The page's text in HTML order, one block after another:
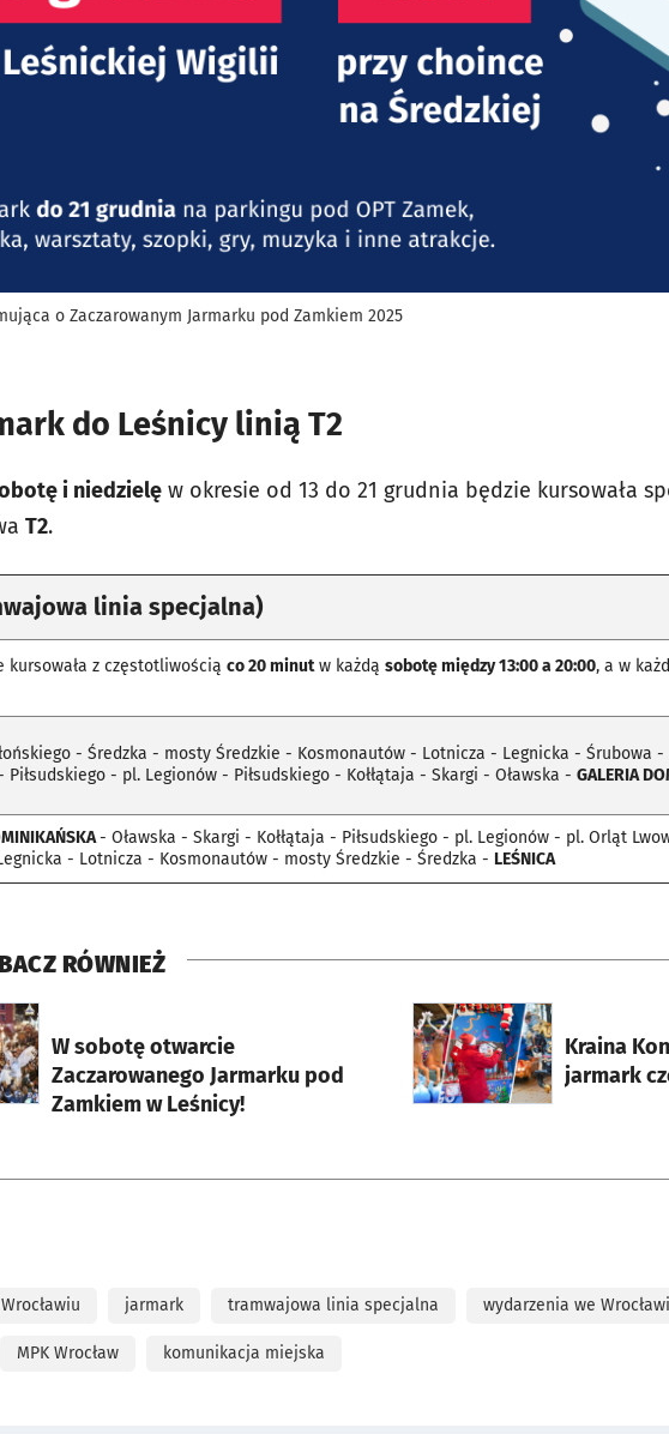
o Zaczarowanym Jarmarku pod Zamkiem 2025
do Leśnicy linią T2
i niedzielę w okresie od 13 do 21 grudnia będzie kursowała
T2.
linia specjalna)
kursowała z częstotliwością co 20 minutw każdą sobotę między 13:00 a 20:00, a w
- Średzka - mosty Średzkie - Kosmonautów - Lotnicza - Legnicka - Śrubowa
Piłsudskiego - pl. Legionów - Piłsudskiego - Kołłątaja - Skargi - Oławska - GALERIA
- Oławska - Skargi - Kołłątaja - Piłsudskiego - pl. Legionów - pl. Orląt
- Lotnicza - Kosmonautów - mosty Średzkie - Średzka - LEŚNICA
RÓWNIEŻ
W sobotę otwarcie
Zaczarowanego Jarmarku pod
Zamkiem w Leśnicy!
w nowej karcie
Kraina
jarmark
otworzy się w nowej
jarmark tramwajowa linia specjalna wydarzenia we
MPK Wrocław komunikacja miejska